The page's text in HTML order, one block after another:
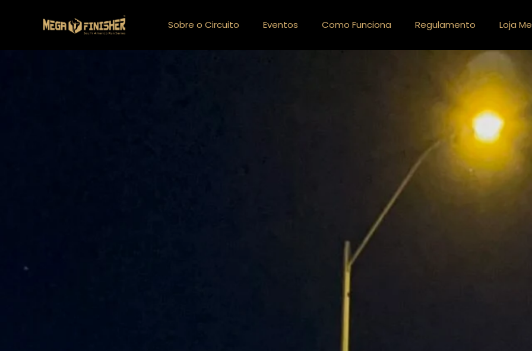
Sobre o Circuito Eventos Como Funciona Regulamento Loja